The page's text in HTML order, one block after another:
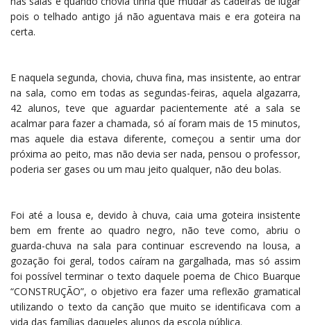
pois o telhado antigo já não aguentava mais e era goteira na
certa.
E naquela segunda, chovia, chuva fina, mas insistente, ao entrar
na sala, como em todas as segundas-feiras, aquela algazarra,
42 alunos, teve que aguardar pacientemente até a sala se
acalmar para fazer a chamada, só aí foram mais de 15 minutos,
mas aquele dia estava diferente, começou a sentir uma dor
próxima ao peito, mas não devia ser nada, pensou o professor,
poderia ser gases ou um mau jeito qualquer, não deu bolas.
Foi até a lousa e, devido à chuva, caia uma goteira insistente
bem em frente ao quadro negro, não teve como, abriu o
guarda-chuva na sala para continuar escrevendo na lousa, a
gozação foi geral, todos caíram na gargalhada, mas só assim
foi possível terminar o texto daquele poema de Chico Buarque
“CONSTRUÇÃO”, o objetivo era fazer uma reflexão gramatical
utilizando o texto da canção que muito se identificava com a
vida das famílias daqueles alunos da escola pública.